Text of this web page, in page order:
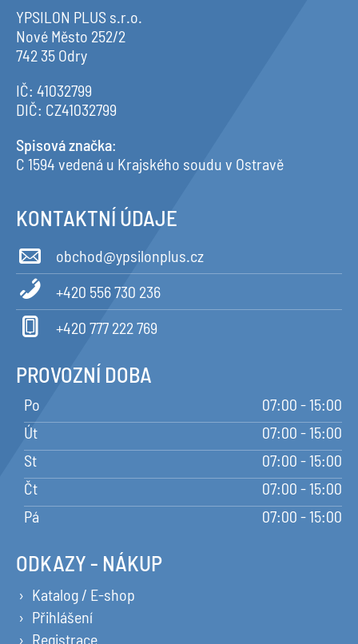
YPSILON PLUS s.r.o.
Nové Město 252/2
742 35 Odry
IČ: 41032799
DIČ: CZ41032799
Spisová značka:
C 1594 vedená u Krajského soudu v Ostravě
KONTAKTNÍ ÚDAJE
obchod@ypsilonplus.cz
+420 556 730 236
+420 777 222 769
PROVOZNÍ DOBA
Po
07:00 - 15:00
Út
07:00 - 15:00
St
07:00 - 15:00
Čt
07:00 - 15:00
Pá
07:00 - 15:00
ODKAZY - NÁKUP
Katalog / E-shop
Přihlášení
Registrace